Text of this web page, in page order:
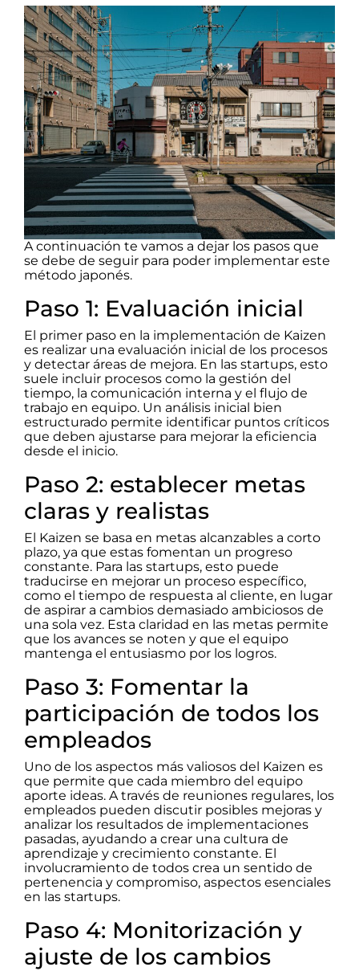
A continuación te vamos a dejar los pasos que
se debe de seguir para poder implementar este
método japonés.
Paso 1: Evaluación inicial
El primer paso en la implementación de Kaizen
es realizar una evaluación inicial de los procesos
y detectar áreas de mejora. En las startups, esto
suele incluir procesos como la gestión del
tiempo, la comunicación interna y el flujo de
trabajo en equipo. Un análisis inicial bien
estructurado permite identificar puntos críticos
que deben ajustarse para mejorar la eficiencia
desde el inicio.
Paso 2: establecer metas
claras y realistas
El Kaizen se basa en metas alcanzables a corto
plazo, ya que estas fomentan un progreso
constante. Para las startups, esto puede
traducirse en mejorar un proceso específico,
como el tiempo de respuesta al cliente, en lugar
de aspirar a cambios demasiado ambiciosos de
una sola vez. Esta claridad en las metas permite
que los avances se noten y que el equipo
mantenga el entusiasmo por los logros.
Paso 3: Fomentar la
participación de todos los
empleados
Uno de los aspectos más valiosos del Kaizen es
que permite que cada miembro del equipo
aporte ideas. A través de reuniones regulares, los
empleados pueden discutir posibles mejoras y
analizar los resultados de implementaciones
pasadas, ayudando a crear una cultura de
aprendizaje y crecimiento constante. El
involucramiento de todos crea un sentido de
pertenencia y compromiso, aspectos esenciales
en las startups.
Paso 4: Monitorización y
ajuste de los cambios